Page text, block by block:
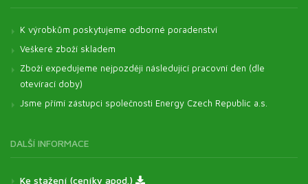
K výrobkům poskytujeme odborné poradenství
Veškeré zboží skladem
Zboží expedujeme nejpozději následující pracovní den (dle
otevírací doby)
Jsme přímí zástupci společnosti Energy Czech Republic a.s.
DALŠÍ INFORMACE
Ke stažení (ceníky apod.)